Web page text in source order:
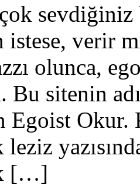
istese, verir
olunca,
Bu sitenin
Egoist
leziz
[…]